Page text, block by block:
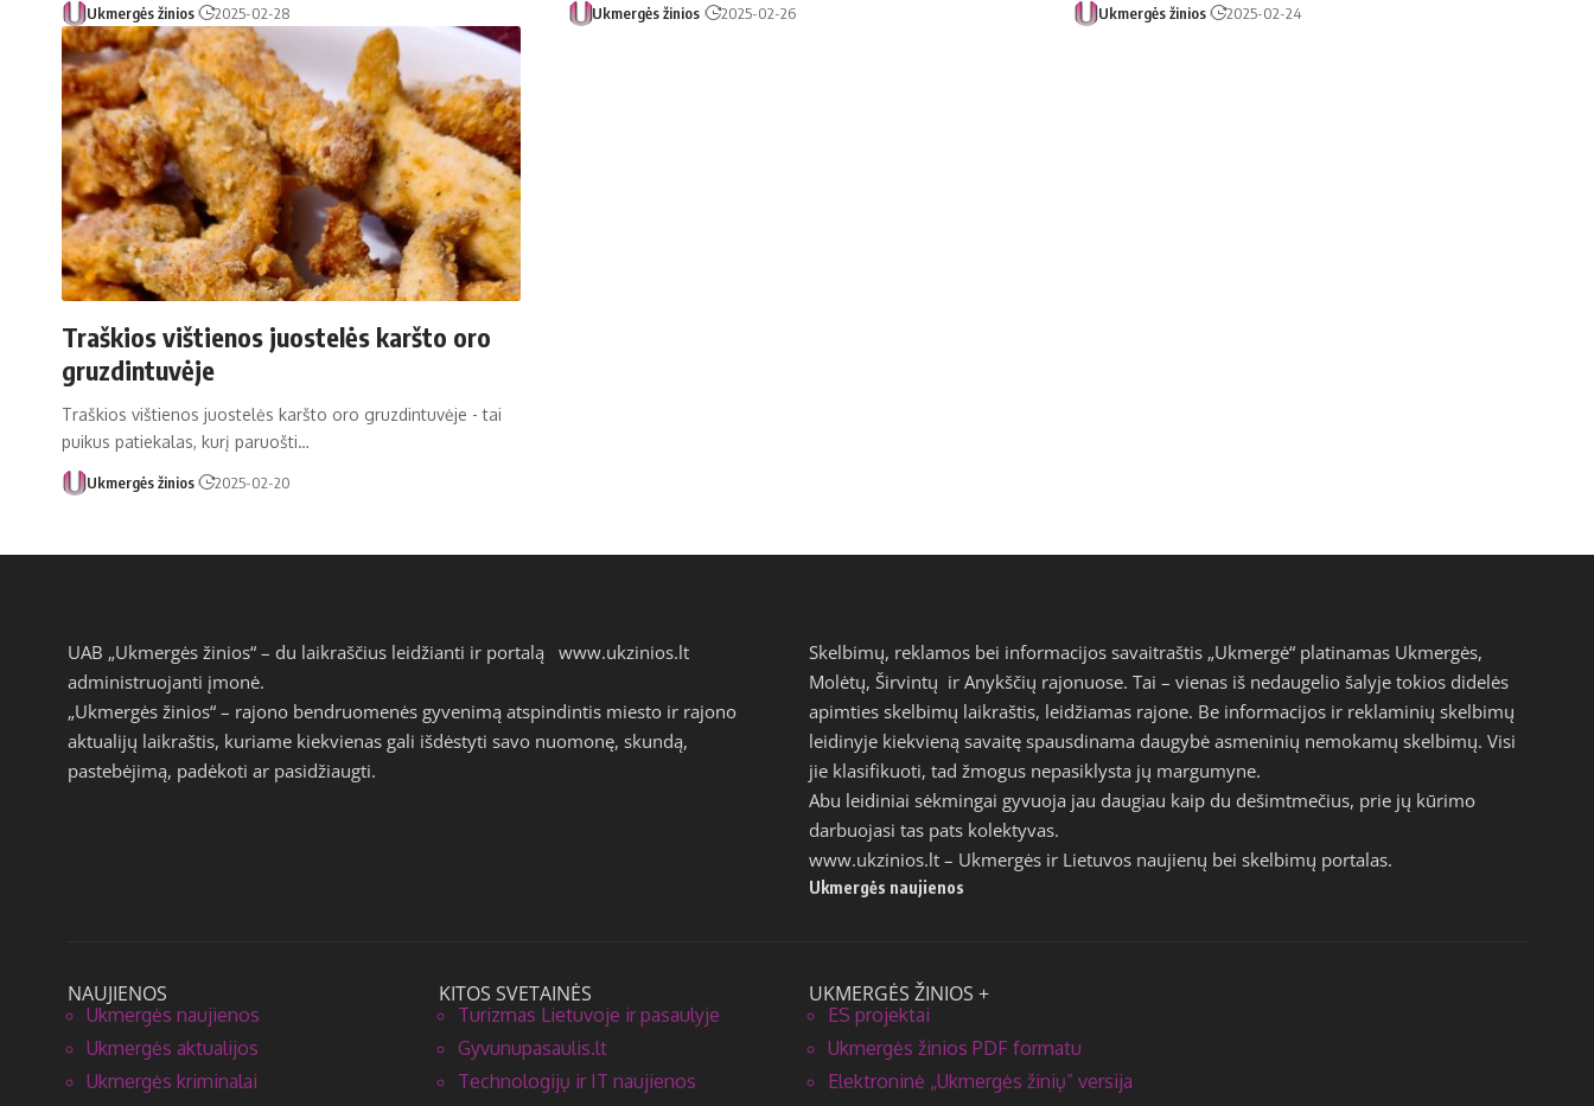
Ukmergės žinios 2025-02-28 Ukmergės žinios 2025-02-26 Ukmergės žinios 2025-02-24
Traškios vištienos juostelės karšto oro
gruzdintuvėje
Traškios vištienos juostelės karšto oro gruzdintuvėje - tai
puikus patiekalas, kurį paruošti…
Ukmergės žinios 2025-02-20
UAB „Ukmergės žinios“ – du laikraščius leidžianti ir portalą www.ukzinios.lt
administruojanti įmonė.
„Ukmergės žinios“ – rajono bendruomenės gyvenimą atspindintis miesto ir rajono
aktualijų laikraštis, kuriame kiekvienas gali išdėstyti savo nuomonę, skundą,
pastebėjimą, padėkoti ar pasidžiaugti.
Skelbimų, reklamos bei informacijos savaitraštis „Ukmergė“ platinamas Ukmergės,
Molėtų, Širvintų ir Anykščių rajonuose. Tai – vienas iš nedaugelio šalyje tokios didelės
apimties skelbimų laikraštis, leidžiamas rajone. Be informacijos ir reklaminių skelbimų
leidinyje kiekvieną savaitę spausdinama daugybė asmeninių nemokamų skelbimų. Visi
jie klasifikuoti, tad žmogus nepasiklysta jų margumyne.
Abu leidiniai sėkmingai gyvuoja jau daugiau kaip du dešimtmečius, prie jų kūrimo
darbuojasi tas pats kolektyvas.
www.ukzinios.lt – Ukmergės ir Lietuvos naujienų bei skelbimų portalas.
Ukmergės naujienos
NAUJIENOS
Ukmergės naujienos
Ukmergės aktualijos
Ukmergės kriminalai
KITOS SVETAINĖS
Turizmas Lietuvoje ir pasaulyje
Gyvunupasaulis.lt
Technologijų ir IT naujienos
UKMERGĖS ŽINIOS +
ES projektai
Ukmergės žinios PDF formatu
Elektroninė „Ukmergės žinių” versija